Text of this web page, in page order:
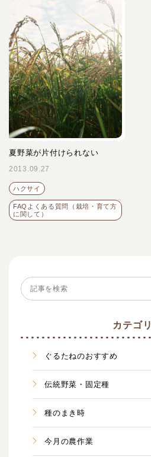
カテゴリ
ぐるたねのおすすめ
伝統野菜・固定種
種のまき時
今月の農作業
夏野菜が片付けられない
2013.09.27
ハクサイ
FAQよくある質問（栽培・育て方
に関して）